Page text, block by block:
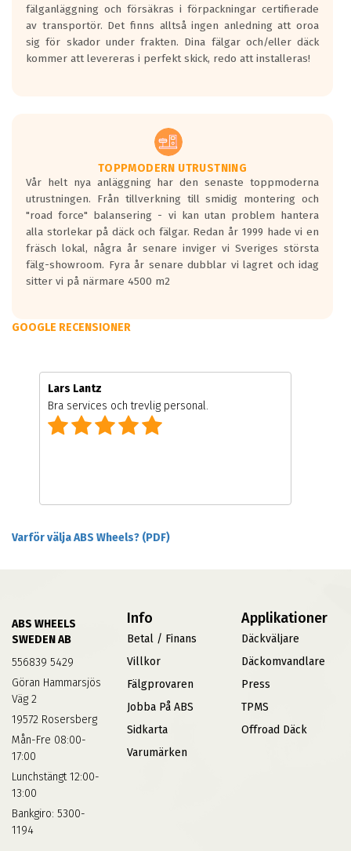
fälganläggning och försäkras i förpackningar certifierade
av transportör. Det finns alltså ingen anledning att oroa
sig för skador under frakten. Dina fälgar och/eller däck
kommer att levereras i perfekt skick, redo att installeras!
TOPPMODERN UTRUSTNING
Vår helt nya anläggning har den senaste toppmoderna
utrustningen. Från tillverkning till smidig montering och
"road force" balansering - vi kan utan problem hantera
alla storlekar på däck och fälgar. Redan år 1999 hade vi en
fräsch lokal, några år senare inviger vi Sveriges största
fälg-showroom. Fyra år senare dubblar vi lagret och idag
sitter vi på närmare 4500 m2
GOOGLE RECENSIONER
Lars Lantz
Bra services och trevlig personal.
Varför välja ABS Wheels? (PDF)
ABS WHEELS
SWEDEN AB
556839 5429
Göran Hammarsjös
Väg 2
19572 Rosersberg
Mån-Fre 08:00-
17:00
Lunchstängt 12:00-
13:00
Bankgiro: 5300-
1194
Info
Betal / Finans
Villkor
Fälgprovaren
Jobba På ABS
Sidkarta
Varumärken
Applikationer
Däckväljare
Däckomvandlare
Press
TPMS
Offroad Däck